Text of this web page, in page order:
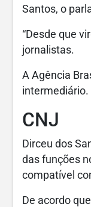
Santos, o
“Desde que
jornalistas.
A Agência
intermediário.
CNJ
Dirceu dos
das funções
compatível
De acordo